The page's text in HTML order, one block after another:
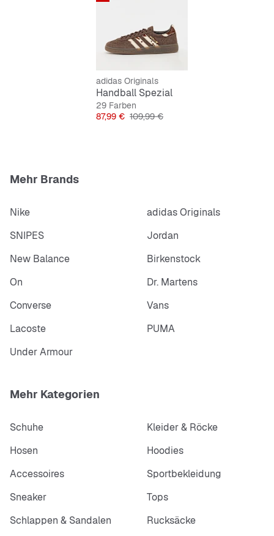
Gummiaußensohle
adidas Originals
Handball Spezial
29 Farben
Preis
87,99 € Originalpreis
109,99 €
Mehr Brands
Nike
adidas Originals
SNIPES
Jordan
New Balance
Birkenstock
On
Dr. Martens
Converse
Vans
Lacoste
PUMA
Under Armour
Mehr Kategorien
Schuhe
Kleider & Röcke
Hosen
Hoodies
Accessoires
Sportbekleidung
Sneaker
Tops
Schlappen & Sandalen
Rucksäcke